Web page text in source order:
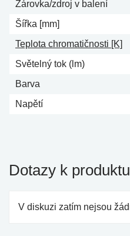
Žárovka/zdroj v balení
Šířka [mm]
Teplota chromatičnosti [K]
Světelný tok (lm)
Barva
Napětí
Dotazy k produktu
V diskuzi zatím nejsou